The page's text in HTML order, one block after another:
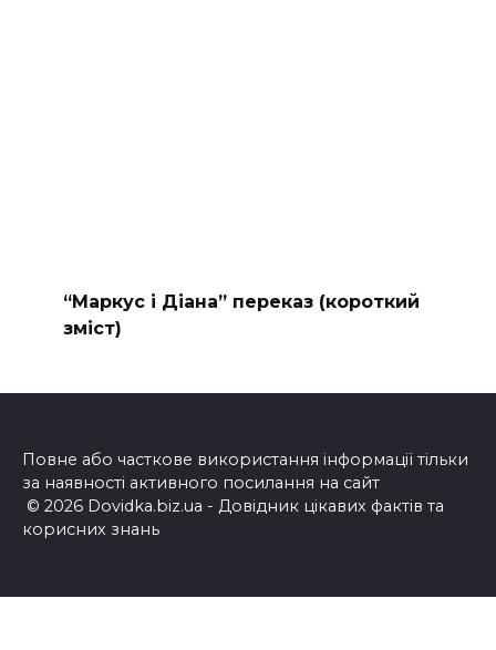
“Маркус і Діана” переказ (короткий
зміст)
Повне або часткове використання інформації тільки
за наявності активного посилання на сайт
© 2026 Dovidka.biz.ua - Довідник цікавих фактів та
корисних знань